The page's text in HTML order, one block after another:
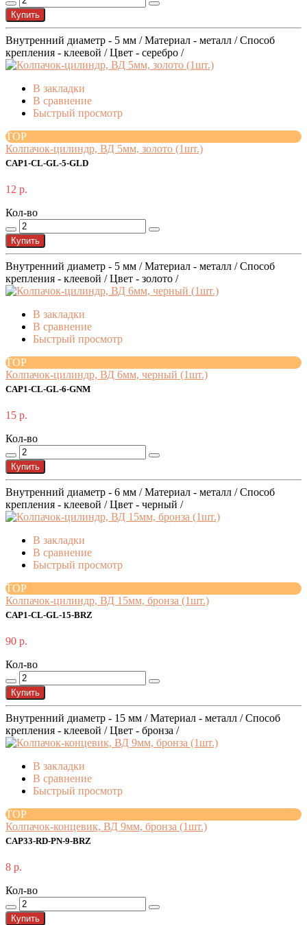
Купить
Внутренний диаметр - 5 мм / Материал - металл / Способ
крепления - клеевой / Цвет - серебро /
В закладки
В сравнение
Быстрый просмотр
TOP
Колпачок-цилиндр, ВД 5мм, золото (1шт.)
CAP1-CL-GL-5-GLD
12 р.
Кол-во
Купить
Внутренний диаметр - 5 мм / Материал - металл / Способ
крепления - клеевой / Цвет - золото /
В закладки
В сравнение
Быстрый просмотр
TOP
Колпачок-цилиндр, ВД 6мм, черный (1шт.)
CAP1-CL-GL-6-GNM
15 р.
Кол-во
Купить
Внутренний диаметр - 6 мм / Материал - металл / Способ
крепления - клеевой / Цвет - черный /
В закладки
В сравнение
Быстрый просмотр
TOP
Колпачок-цилиндр, ВД 15мм, бронза (1шт.)
CAP1-CL-GL-15-BRZ
90 р.
Кол-во
Купить
Внутренний диаметр - 15 мм / Материал - металл / Способ
крепления - клеевой / Цвет - бронза /
В закладки
В сравнение
Быстрый просмотр
TOP
Колпачок-концевик, ВД 9мм, бронза (1шт.)
CAP33-RD-PN-9-BRZ
8 р.
Кол-во
Купить